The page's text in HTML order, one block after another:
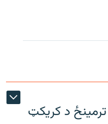
ترمینځ د کریکټ